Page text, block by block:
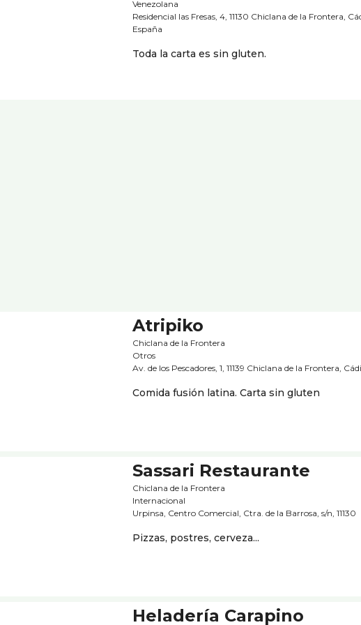
Venezolana
Residencial las Fresas, 4, 11130 Chiclana de la Frontera,
España
Toda la carta es sin gluten.
Atripiko
Chiclana de la Frontera
Otros
Av. de los Pescadores, 1, 11139 Chiclana de la Frontera,
Comida fusión latina. Carta sin gluten
Sassari Restaurante
Chiclana de la Frontera
Internacional
Urpinsa, Centro Comercial, Ctra. de la Barrosa, s/n, 11130
Pizzas, postres, cerveza...
Heladería Carapino